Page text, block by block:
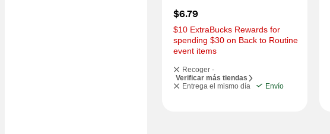
$6.79
$10 ExtraBucks Rewards for
spending $30 on Back to Routine
event items
Recoger -
Verificar más tiendas
Entrega el mismo día
Envío